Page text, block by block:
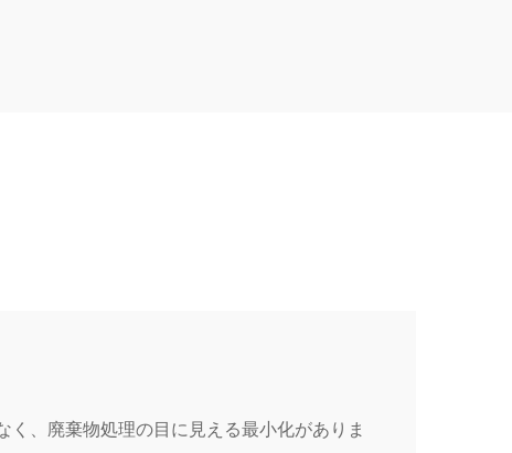
、廃棄物処理の目に見える最小化がありま